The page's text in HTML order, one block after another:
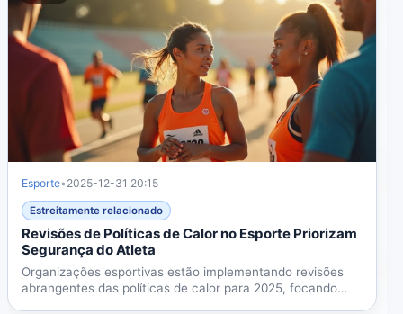
Esporte• 2025-12-31 20:15
Estreitamente relacionado
Revisões de Políticas de Calor no Esporte Priorizam
Segurança do Atleta
Organizações esportivas estão implementando revisões
abrangentes das políticas de calor para 2025, focando